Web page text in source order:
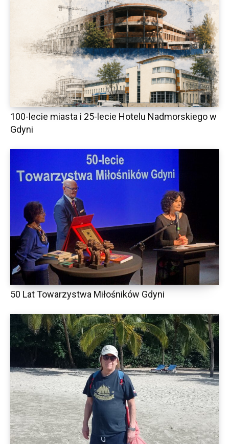
100-lecie miasta i 25-lecie Hotelu Nadmorskiego w
Gdyni
50 Lat Towarzystwa Miłośników Gdyni